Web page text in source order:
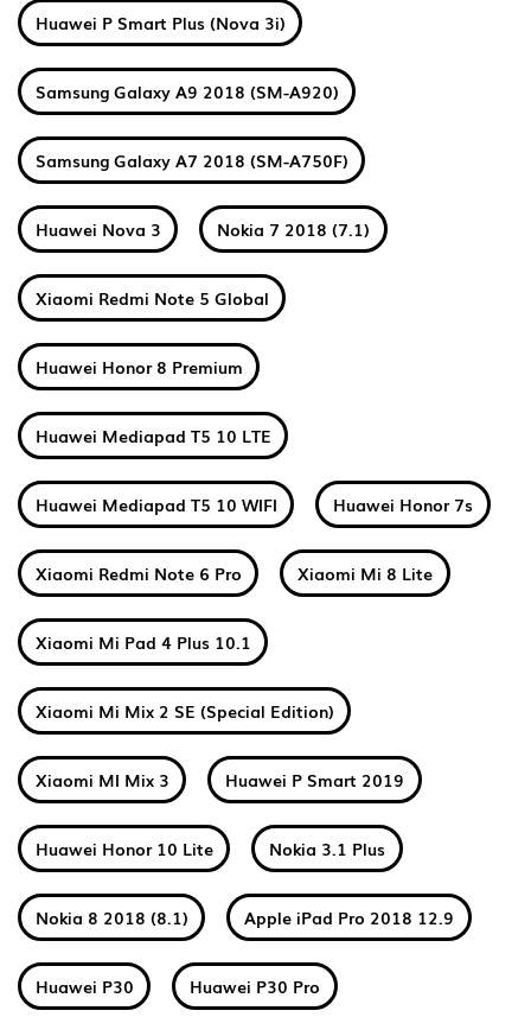
Huawei P Smart Plus (Nova 3i)
Samsung Galaxy A9 2018 (SM-A920)
Samsung Galaxy A7 2018 (SM-A750F)
Huawei Nova 3 Nokia 7 2018 (7.1)
Xiaomi Redmi Note 5 Global
Huawei Honor 8 Premium
Huawei Mediapad T5 10 LTE
Huawei Mediapad T5 10 WIFI Huawei Honor 7s
Xiaomi Redmi Note 6 Pro Xiaomi Mi 8 Lite
Xiaomi Mi Pad 4 Plus 10.1
Xiaomi Mi Mix 2 SE (Special Edition)
Xiaomi MI Mix 3 Huawei P Smart 2019
Huawei Honor 10 Lite Nokia 3.1 Plus
Nokia 8 2018 (8.1) Apple iPad Pro 2018 12.9
Huawei P30 Huawei P30 Pro